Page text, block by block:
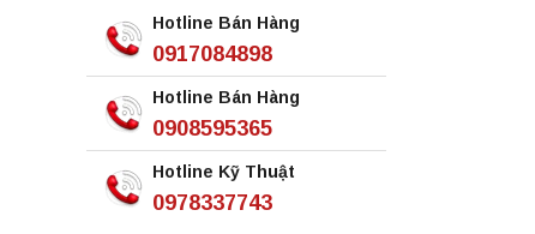
Hotline Bán Hàng
0917084898
Hotline Bán Hàng
0908595365
Hotline Kỹ Thuật
0978337743